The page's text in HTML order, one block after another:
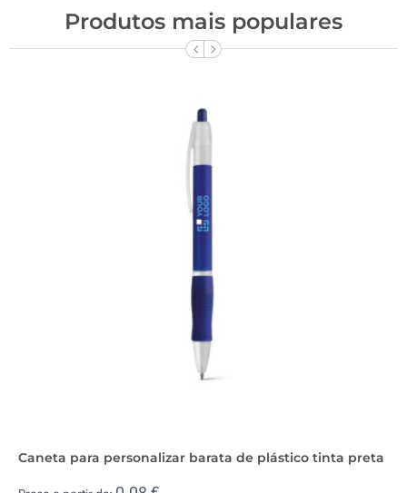
Produtos mais populares
Caneta para personalizar barata de plástico tinta preta